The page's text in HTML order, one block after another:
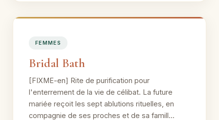
FEMMES
Bridal Bath
[FIXME-en] Rite de purification pour
l'enterrement de la vie de célibat. La future
mariée reçoit les sept ablutions rituelles, en
compagnie de ses proches et de sa famill...